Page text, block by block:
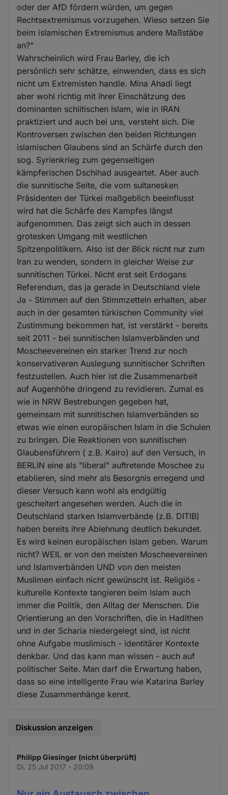
oder der AfD fördern würden, um gegen
Rechtsextremismus vorzugehen. Wieso setzen Sie
beim islamischen Extremismus andere Maßstäbe
an?"
Wahrscheinlich wird Frau Barley, die ich
persönlich sehr schätze, einwenden, dass es sich
nicht um Extremisten handle. Mina Ahadi liegt
aber wohl richtig mit ihrer Einschätzung des
dominanten schiitischen Islam, wie in IRAN
praktiziert und auch bei uns, versteht sich. Die
Kontroversen zwischen den beiden Richtungen
islamischen Glaubens sind an Schärfe durch den
sog. Syrienkrieg zum gegenseitigen
kämpferischen Dschihad ausgeartet. Aber auch
die sunnitische Seite, die vom sultanesken
Präsidenten der Türkei maßgeblich beeinflusst
wird hat die Schärfe des Kampfes längst
aufgenommen. Das zeigt sich auch in dessen
grotesken Umgang mit westlichen
Spitzenpolitikern. Also ist der Blick nicht nur zum
Iran zu wenden, sondern in gleicher Weise zur
sunnitischen Türkei. Nicht erst seit Erdogans
Referendum, das ja gerade in Deutschland viele
Ja - Stimmen auf den Stimmzetteln erhalten, aber
auch in der gesamten türkischen Community viel
Zustimmung bekommen hat, ist verstärkt - bereits
seit 2011 - bei sunnitischen Islamverbänden und
Moscheevereinen ein starker Trend zur noch
konservativeren Auslegung sunnitischer Schriften
festzustellen. Auch hier ist die Zusammenarbeit
auf Augenhöhe dringend zu revidieren. Zumal es
wie in NRW Bestrebungen gegeben hat,
gemeinsam mit sunnitischen Islamverbänden so
etwas wie einen europäischen Islam in die Schulen
zu bringen. Die Reaktionen von sunnitischen
Glaubensführern ( z.B. Kairo) auf den Versuch, in
BERLIN eine als "liberal" auftretende Moschee zu
etablieren, sind mehr als Besorgnis erregend und
dieser Versuch kann wohl als endgültig
gescheitert angesehen werden. Auch die in
Deutschland starken Islamverbände (z.B. DITIB)
haben bereits ihre Ablehnung deutlich bekundet.
Es wird keinen europäischen Islam geben. Warum
nicht? WEIL er von den meisten Moscheevereinen
und Islamverbänden UND von den meisten
Muslimen einfach nicht gewünscht ist. Religiös -
kulturelle Kontexte tangieren beim Islam auch
immer die Politik, den Alltag der Menschen. Die
Orientierung an den Vorschriften, die in Hadithen
und in der Scharia niedergelegt sind, ist nicht
ohne Aufgabe muslimisch - identitärer Kontexte
denkbar. Und das kann man wissen - auch auf
politischer Seite. Man darf die Erwartung haben,
dass so eine intelligente Frau wie Katarina Barley
diese Zusammenhänge kennt.
Diskussion anzeigen
Philipp Giesinger (nicht überprüft)
Di. 25 Jul 2017 - 20:09